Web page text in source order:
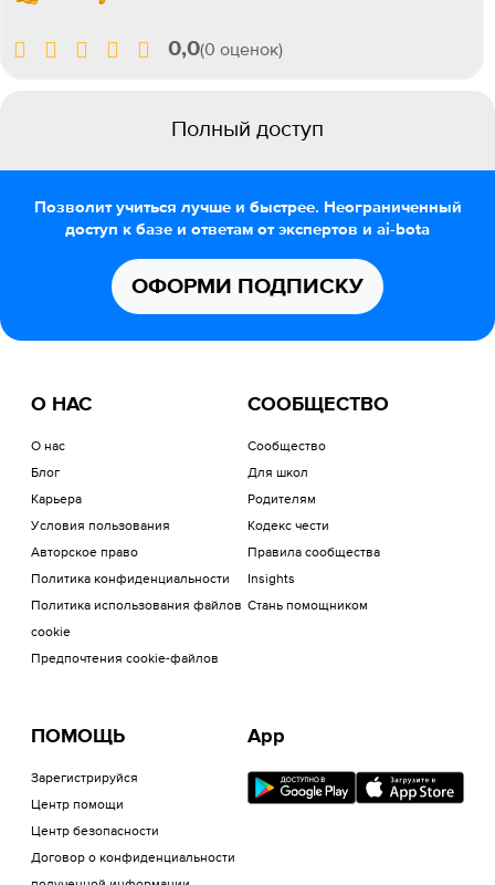
0,0(0 оценок)
Полный доступ
Позволит учиться лучше и быстрее. Неограниченный
доступ к базе и ответам от экспертов и ai-bota
ОФОРМИ ПОДПИСКУ
О НАС
О нас
Блог
Карьера
Условия пользования
Авторское право
Политика конфиденциальности
Политика использования файлов
cookie
Предпочтения cookie-файлов
СООБЩЕСТВО
Сообщество
Для школ
Родителям
Кодекс чести
Правила сообщества
Insights
Стань помощником
ПОМОЩЬ
Зарегистрируйся
Центр помощи
Центр безопасности
Договор о конфиденциальности
App